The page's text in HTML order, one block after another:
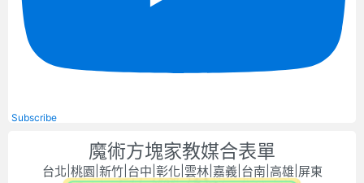
Subscribe
魔術方塊家教媒合表單
台北|桃園|新竹|台中|彰化|雲林|嘉義|台南|高雄|屏東